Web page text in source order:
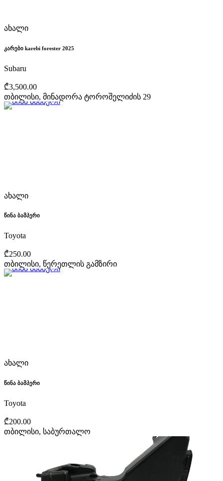
ახალი
კარები karebi forester 2025
Subaru
₾3,500.00
თბილისი, მინადორა ტოროშელიძის 29
ახალი
წინა ბამპერი
Toyota
₾250.00
თბილისი, წერეთლის გამზირი
ახალი
წინა ბამპერი
Toyota
₾200.00
თბილისი, საბურთალო